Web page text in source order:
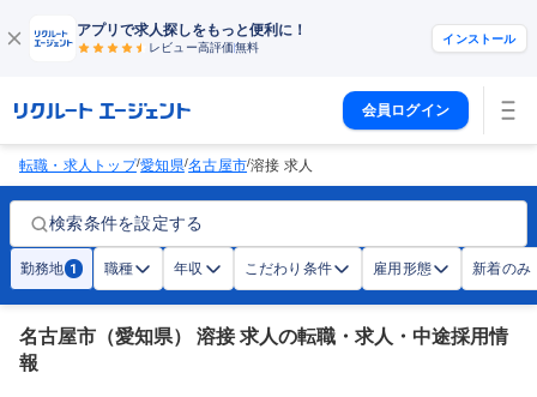
アプリで求人探しをもっと便利に！
レビュー高評価無料
インストール
会員ログイン
転職・求人トップ/愛知県/名古屋市/溶接 求人
検索条件を設定する
勤務地 1 職種 年収 こだわり条件 雇用形態 新着のみ
名古屋市（愛知県） 溶接 求人の転職・求人・中途採用情
報